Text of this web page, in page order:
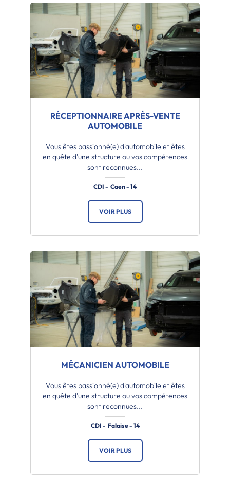
RÉCEPTIONNAIRE APRÈS-VENTE
AUTOMOBILE
Vous êtes passionné(e) d'automobile et êtes
en quête d'une structure ou vos compétences
sont reconnues...
CDI - Caen - 14
VOIR PLUS
MÉCANICIEN AUTOMOBILE
Vous êtes passionné(e) d'automobile et êtes
en quête d'une structure ou vos compétences
sont reconnues...
CDI - Falaise - 14
VOIR PLUS